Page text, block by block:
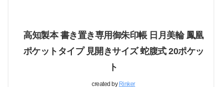
高知製本 書き置き専用御朱印帳 日月美輪 鳳凰
ポケットタイプ 見開きサイズ 蛇腹式 20ポケッ
ト
created by Rinker